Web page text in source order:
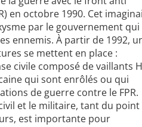
en octobre 1990. Cet
par le gouvernement qui
ennemis. À partir de 1992,
se mettent en place :
civile composé de vaillants
qui sont enrôlés ou qui
de guerre contre le FPR.
et le militaire, tant du point
est importante pour